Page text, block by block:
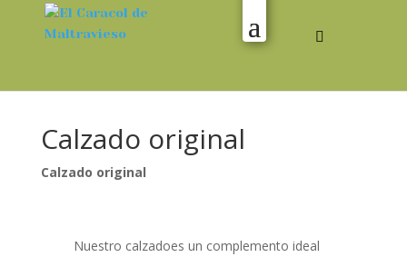
Calzado original
Calzado original
Nuestro calzadoes un complemento ideal